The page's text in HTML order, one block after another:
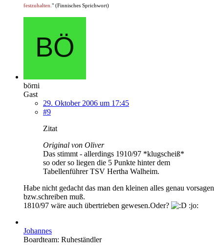
festzuhalten. " (Finnisches Sprichwort)
börni
Gast
29. Oktober 2006 um 17:45
#9
Zitat
Original von Oliver
Das stimmt - allerdings 1910/97 *klugscheiß*
so oder so liegen die 5 Punkte hinter dem
Tabellenführer TSV Hertha Walheim.
Habe nicht gedacht das man den kleinen alles genau vorsagen
bzw.schreiben muß.
1810/97 wäre auch übertrieben gewesen.Oder?
:jo:
Johannes
Boardteam: Ruheständler